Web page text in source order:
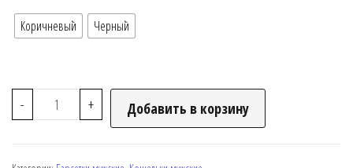
Коричневый Черный
- + Добавить в корзину